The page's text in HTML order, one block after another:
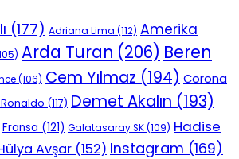
(177) Adriana Lima (112) Amerika
Arda Turan (206) Beren
(106) Cem Yılmaz (194) Corona
(117) Demet Akalın (193)
Fransa (121) Galatasaray SK(109) Hadise
Avşar (152) Instagram (169)